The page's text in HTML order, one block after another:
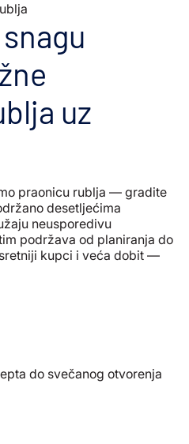
uz
praonicu rublja — gradite
desetljećima
neusporedivu
podržava od planiranja do
kupci i veća dobit —
do svečanog otvorenja